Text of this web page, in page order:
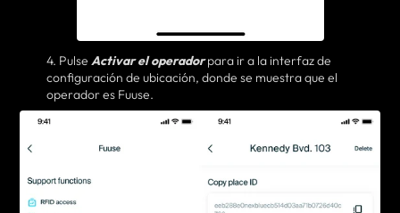
4. Pulse Activar el operador para ir a la interfaz de
configuración de ubicación, donde se muestra que el
operador es Fuuse.